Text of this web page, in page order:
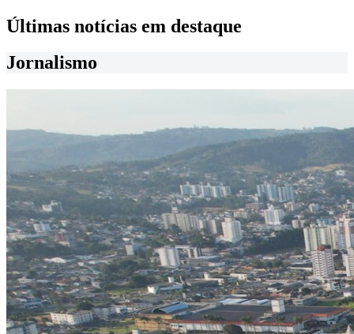
Últimas notícias em destaque
Jornalismo